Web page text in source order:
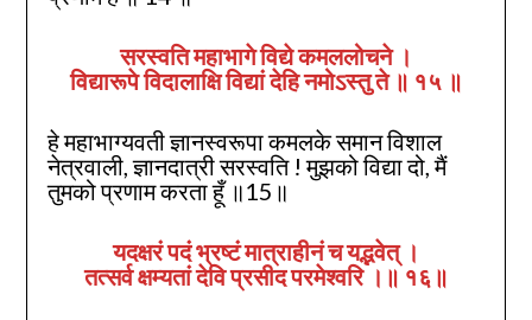
सरस्वति महाभागे विद्ये कमललोचने ।
विद्यारूपे विदालाक्षि विद्यां देहि नमोऽस्तु ते ॥ १५ ॥
हे महाभाग्यवती ज्ञानस्वरूपा कमलके समान विशाल
नेत्रवाली, ज्ञानदात्री सरस्वति ! मुझको विद्या दो, मैं
तुमको प्रणाम करता हूँ ॥15॥
यदक्षरं पदं भ्रष्टं मात्राहीनं च यद्भवेत्‌ ।
तत्सर्व क्षम्यतां देवि प्रसीद परमेश्वरि ।॥ १६॥